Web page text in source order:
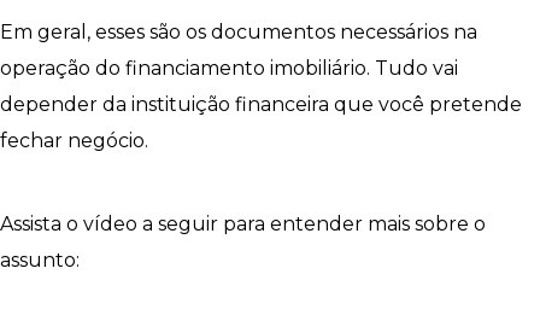
Em geral, esses são os documentos necessários na
operação do financiamento imobiliário. Tudo vai
depender da instituição financeira que você pretende
fechar negócio.
Assista o vídeo a seguir para entender mais sobre o
assunto: